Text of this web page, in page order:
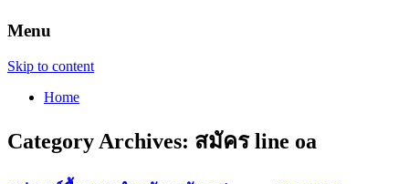
Menu
Skip to content
Home
Category Archives: สมัคร line oa